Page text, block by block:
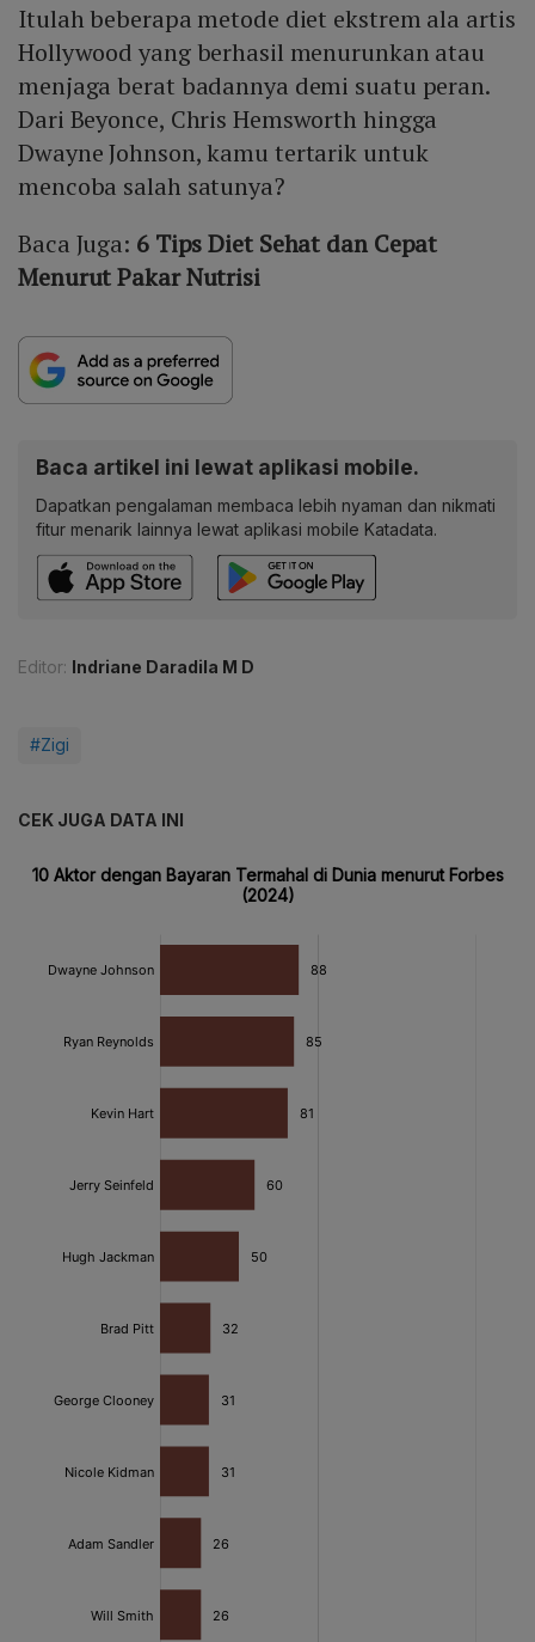
Itulah beberapa metode diet ekstrem ala artis
Hollywood yang berhasil menurunkan atau
menjaga berat badannya demi suatu peran.
Dari Beyonce, Chris Hemsworth hingga
Dwayne Johnson, kamu tertarik untuk
mencoba salah satunya?
Baca Juga: 6 Tips Diet Sehat dan Cepat
Menurut Pakar Nutrisi
Baca artikel ini lewat aplikasi mobile.
Dapatkan pengalaman membaca lebih nyaman dan nikmati
fitur menarik lainnya lewat aplikasi mobile Katadata.
Editor: Indriane Daradila M D
#Zigi
CEK JUGA DATA INI